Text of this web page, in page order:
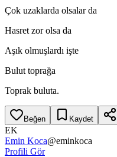
Çok uzaklarda olsalar da
Hasret zor olsa da
Aşık olmuşlardı işte
Bulut toprağa
Toprak buluta.
Beğen Kaydet
EK
Emin Koca@eminkoca
Profili Gör